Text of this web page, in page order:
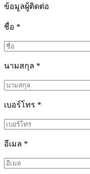
ข้อมูลผู้ติดต่อ
ชื่อ *
นามสกุล *
เบอร์โทร *
อีเมล *